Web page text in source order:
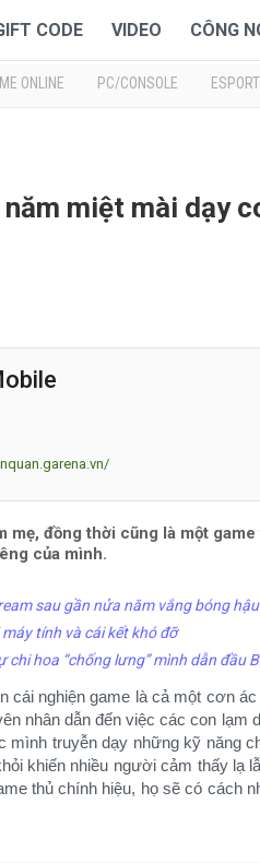
CODE VIDEO CÔNG
ONLINE PC/CONSOLE ESPORT
miệt mài dạy
mẹ, đồng thời cũng là một
của mình.
sau gần nửa năm vắng bóng
tính và cái kết khó đỡ
chi hoa “chống lưng” mình dẫn đầu
cái nghiện game là cả một cơn
nhân dẫn đến việc các con lạm
mình truyễn dạy những kỹ năng
khiến nhiều người cảm thấy lạ
thủ chính hiệu, họ sẽ có cách